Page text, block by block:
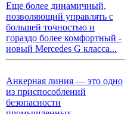
Еще более динамичный,
позволяющий управлять с
большей точностью и
гораздо более комфортный -
новый Mercedes G класса...
Анкерная линия — это одно
из приспособлений
безопасности